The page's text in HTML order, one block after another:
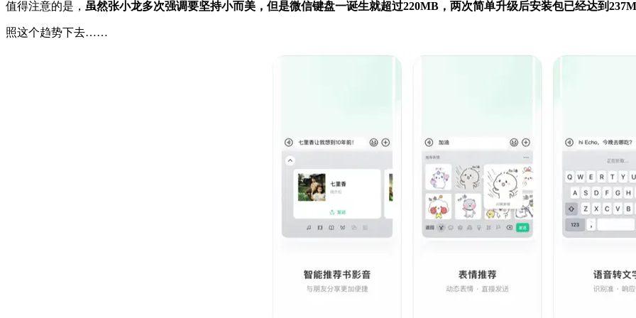
值得注意的是， 虽然张小龙多次强调要坚持小而美，但是微信键盘一诞生就超过220MB，两次简单升级后安装包已经达到
照这个趋势下去……